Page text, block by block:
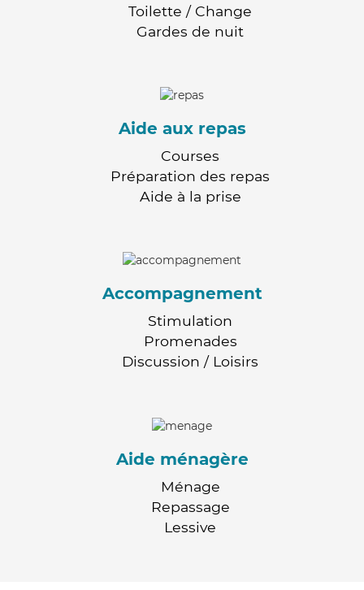
Toilette / Change
Gardes de nuit
Aide aux repas
Courses
Préparation des repas
Aide à la prise
Accompagnement
Stimulation
Promenades
Discussion / Loisirs
Aide ménagère
Ménage
Repassage
Lessive